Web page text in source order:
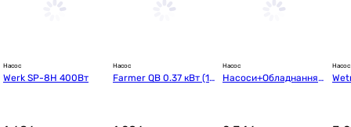
Насос
Werk SP-8H 400Вт
Насос
Farmer QB 0.37 кВт (17
Насос
Насоси+Обладнання
Насос